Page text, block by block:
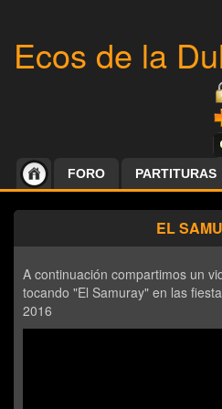
Ecos de la
FORO PARTITURAS
EL
A continuación compartimos un
tocando "El Samuray" en las
2016